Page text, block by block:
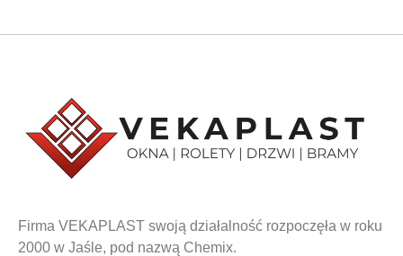
Firma VEKAPLAST swoją działalność rozpoczęła w roku
2000 w Jaśle, pod nazwą Chemix.